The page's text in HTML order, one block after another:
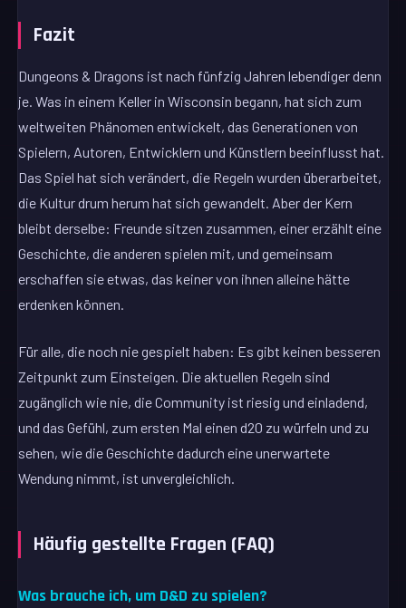
Fazit
Dungeons & Dragons ist nach fünfzig Jahren lebendiger denn
je. Was in einem Keller in Wisconsin begann, hat sich zum
weltweiten Phänomen entwickelt, das Generationen von
Spielern, Autoren, Entwicklern und Künstlern beeinflusst hat.
Das Spiel hat sich verändert, die Regeln wurden überarbeitet,
die Kultur drum herum hat sich gewandelt. Aber der Kern
bleibt derselbe: Freunde sitzen zusammen, einer erzählt eine
Geschichte, die anderen spielen mit, und gemeinsam
erschaffen sie etwas, das keiner von ihnen alleine hätte
erdenken können.
Für alle, die noch nie gespielt haben: Es gibt keinen besseren
Zeitpunkt zum Einsteigen. Die aktuellen Regeln sind
zugänglich wie nie, die Community ist riesig und einladend,
und das Gefühl, zum ersten Mal einen d20 zu würfeln und zu
sehen, wie die Geschichte dadurch eine unerwartete
Wendung nimmt, ist unvergleichlich.
Häufig gestellte Fragen (FAQ)
Was brauche ich, um D&D zu spielen?